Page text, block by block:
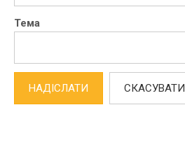
Тема
НАДІСЛАТИ СКАСУВАТИ